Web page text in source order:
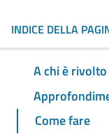
INDICE DELLA
A chi è rivolto
Come fare